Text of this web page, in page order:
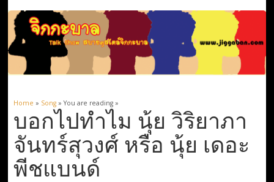
Home » Song» You are reading »
บอกไปทำไม นุ้ย วิริยาภา
จันทร์สุวงศ์ หรือ นุ้ย เดอะ
พีชแบนด์